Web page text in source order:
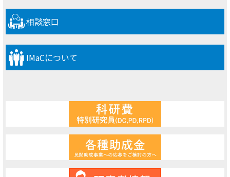
相談窓口
IMaCについて